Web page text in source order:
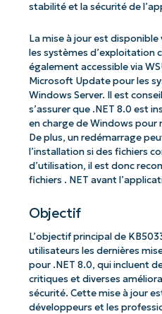
stabilité et la sécurité de
La mise à jour est
les systèmes d’exploitation
également accessible via
Microsoft Update pour les
Windows Server. Il est
s’assurer que .NET 8.0 est
en charge de Windows pour
De plus, un redémarrage
l’installation si des fichiers
d’utilisation, il est donc
fichiers . NET avant
Objectif
L’objectif principal de
utilisateurs les dernières
pour .NET 8.0, qui incluent
critiques et diverses
sécurité. Cette mise à jour
développeurs et les